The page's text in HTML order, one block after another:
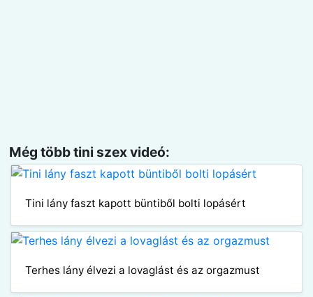
Még több tini szex videó:
Tini lány faszt kapott büntiből bolti lopásért
Terhes lány élvezi a lovaglást és az orgazmust